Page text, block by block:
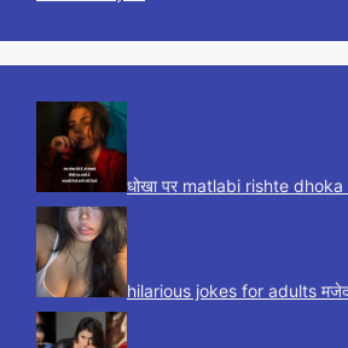
धोखा पर matlabi rishte
hilarious jokes for adults